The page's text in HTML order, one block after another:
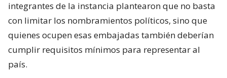
integrantes de la instancia plantearon que no basta
con limitar los nombramientos políticos, sino que
quienes ocupen esas embajadas también deberían
cumplir requisitos mínimos para representar al
país.